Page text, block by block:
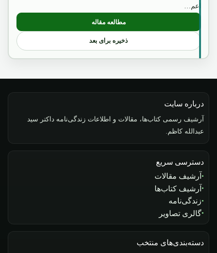
اعم…
مطالعه مقاله: امیر عبدالرحمن خان
ذخیره برای بعد
درباره سایت
آرشیف رسمی کتاب‌ها، مقالات و اطلاعات زندگی‌نامه داکتر سید
عبدالله کاظم.
دسترسی سریع
آرشیف مقالات
آرشیف کتاب‌ها
زندگی‌نامه
گالری تصاویر
دسته‌بندی‌های منتخب